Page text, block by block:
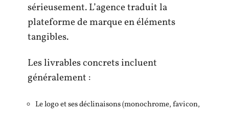
sérieusement. L’agence traduit la
plateforme de marque en éléments
tangibles.
Les livrables concrets incluent
généralement :
Le logo et ses déclinaisons (monochrome, favicon,